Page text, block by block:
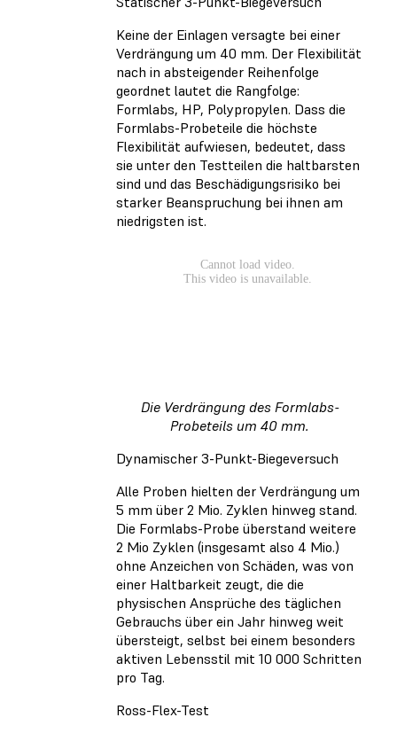
Keine der Einlagen versagte bei einer
Verdrängung um 40 mm. Der Flexibilität
nach in absteigender Reihenfolge
geordnet lautet die Rangfolge:
Formlabs, HP, Polypropylen. Dass die
Formlabs-Probeteile die höchste
Flexibilität aufwiesen, bedeutet, dass
sie unter den Testteilen die haltbarsten
sind und das Beschädigungsrisiko bei
starker Beanspruchung bei ihnen am
niedrigsten ist.
Die Verdrängung des Formlabs-
Probeteils um 40 mm.
Dynamischer 3-Punkt-Biegeversuch
Alle Proben hielten der Verdrängung um
5 mm über 2 Mio. Zyklen hinweg stand.
Die Formlabs-Probe überstand weitere
2 Mio Zyklen (insgesamt also 4 Mio.)
ohne Anzeichen von Schäden, was von
einer Haltbarkeit zeugt, die die
physischen Ansprüche des täglichen
Gebrauchs über ein Jahr hinweg weit
übersteigt, selbst bei einem besonders
aktiven Lebensstil mit 10 000 Schritten
pro Tag.
Ross-Flex-Test